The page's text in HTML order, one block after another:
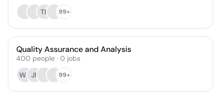
TL
99+
Quality Assurance and Analysis
400 people · 0 jobs
WA JP 99+